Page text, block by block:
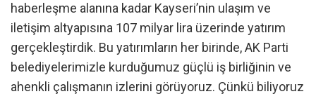
haberleşme alanına kadar Kayseri’nin ulaşım ve
iletişim altyapısına 107 milyar lira üzerinde yatırım
gerçekleştirdik. Bu yatırımların her birinde, AK Parti
belediyelerimizle kurduğumuz güçlü iş birliğinin ve
ahenkli çalışmanın izlerini görüyoruz. Çünkü biliyoruz